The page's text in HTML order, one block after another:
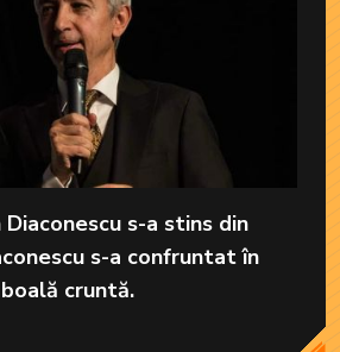
s-a stins din
s-a confruntat în
cruntă.